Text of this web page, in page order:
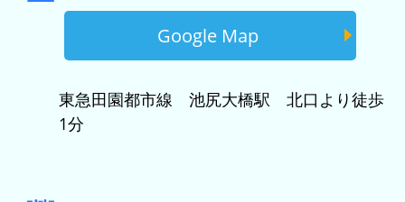
Google Map
東急田園都市線 池尻大橋駅 北口より徒歩
1分